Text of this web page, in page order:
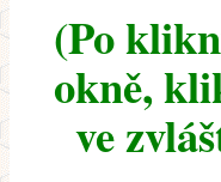
(Po
okně,
ve